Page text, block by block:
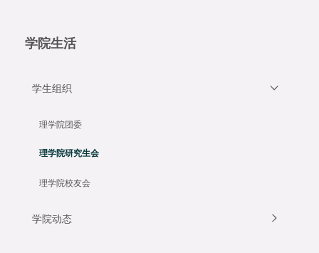
学院生活
学生组织
理学院团委
理学院研究生会
理学院校友会
学院动态